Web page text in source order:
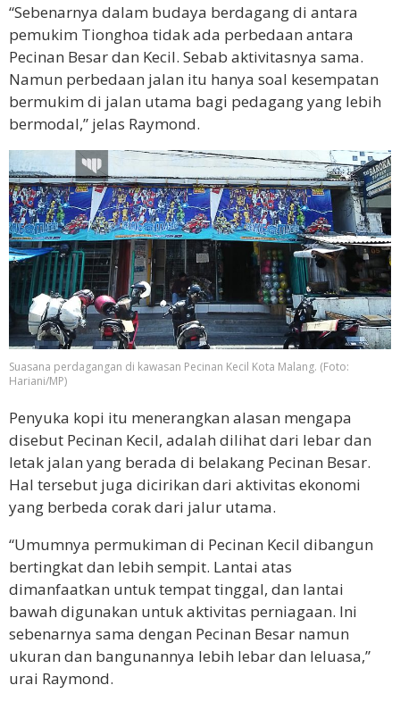
“Sebenarnya dalam budaya berdagang di antara
pemukim Tionghoa tidak ada perbedaan antara
Pecinan Besar dan Kecil. Sebab aktivitasnya sama.
Namun perbedaan jalan itu hanya soal kesempatan
bermukim di jalan utama bagi pedagang yang lebih
bermodal,” jelas Raymond.
Suasana perdagangan di kawasan Pecinan Kecil Kota Malang. (Foto:
Hariani/MP)
Penyuka kopi itu menerangkan alasan mengapa
disebut Pecinan Kecil, adalah dilihat dari lebar dan
letak jalan yang berada di belakang Pecinan Besar.
Hal tersebut juga dicirikan dari aktivitas ekonomi
yang berbeda corak dari jalur utama.
“Umumnya permukiman di Pecinan Kecil dibangun
bertingkat dan lebih sempit. Lantai atas
dimanfaatkan untuk tempat tinggal, dan lantai
bawah digunakan untuk aktivitas perniagaan. Ini
sebenarnya sama dengan Pecinan Besar namun
ukuran dan bangunannya lebih lebar dan leluasa,”
urai Raymond.